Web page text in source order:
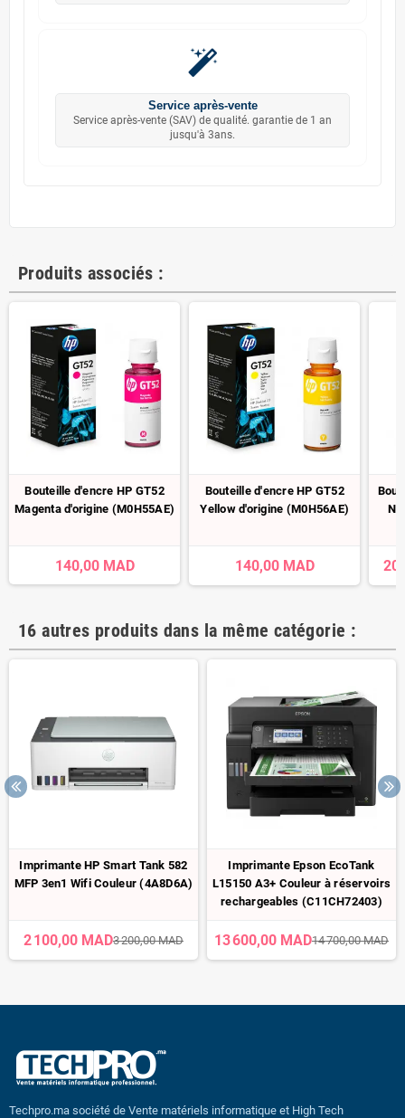
Service après-vente
Service après-vente (SAV) de qualité. garantie de 1 an
jusqu'à 3ans.
Produits associés :
Bouteille d'encre HP GT52
Magenta d'origine (M0H55AE)
140,00 MAD
Bouteille d'encre HP GT52
Yellow d'origine (M0H56AE)
140,00 MAD
16 autres produits dans la même catégorie :
Imprimante HP Smart Tank 582
MFP 3en1 Wifi Couleur (4A8D6A)
2 100,00 MAD3 200,00 MAD
Imprimante Epson EcoTank
L15150 A3+ Couleur à réservoirs
rechargeables (C11CH72403)
13 600,00 MAD14 700,00 MAD
Techpro.ma société de Vente matériels informatique et High Tech